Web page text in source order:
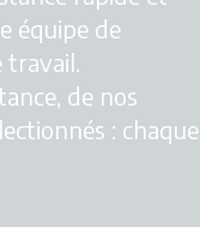
équipe de
travail.
de nos
: chaque